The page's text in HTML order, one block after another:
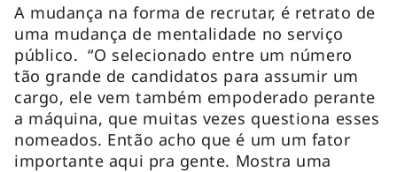
A mudança na forma de recrutar, é retrato de
uma mudança de mentalidade no serviço
público. “O selecionado entre um número
tão grande de candidatos para assumir um
cargo, ele vem também empoderado perante
a máquina, que muitas vezes questiona esses
nomeados. Então acho que é um um fator
importante aqui pra gente. Mostra uma